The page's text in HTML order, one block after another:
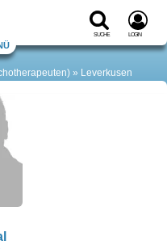
Suche Login
Leverkusen